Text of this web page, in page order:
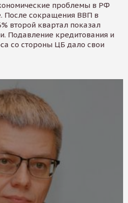
проблемы в РФ
После сокращения ВВП в
второй квартал показал
Подавление кредитования и
со стороны ЦБ дало свои